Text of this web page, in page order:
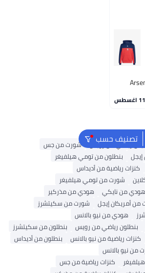
حسب
من رويس
شورت من جس
بنطلون من تومي هيلفيغر
رياضية من أديداس
شورت من تومي هيلفيغر
من نايكي
هودي من مذركير
إيجل
شورت من سكيتشرز
هودي من نيو بالانس
رياضي من رويس
بنطلون من سكيتشرز
رياضية من نيو بالانس
بنطلون من أديداس
بالانس
كنزات رياضية من جس